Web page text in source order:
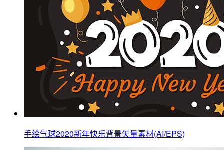
手绘气球2020新年快乐背景矢量素材(AI/EPS)